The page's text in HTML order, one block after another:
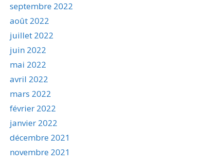
septembre 2022
août 2022
juillet 2022
juin 2022
mai 2022
avril 2022
mars 2022
février 2022
janvier 2022
décembre 2021
novembre 2021